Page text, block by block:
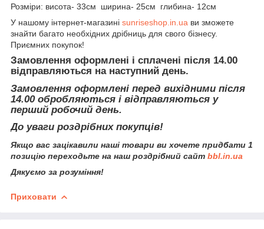
Розміри: висота- 33см ширина- 25см глибина- 12см
У нашому інтернет-магазині sunriseshop.in.ua ви зможете
знайти багато необхідних дрібниць для свого бізнесу.
Приємних покупок!
Замовлення оформлені і сплачені після 14.00
відправляються на наступний день.
Замовлення оформлені перед вихідними після
14.00 обробляються і відправляються у
перший робочий день.
До уваги роздрібних покупців!
Якщо вас зацікавили наші товари ви хочете придбати 1
позицію переходьте на наш роздрібний сайт bbl.in.ua
Дякуємо за розуміння!
Приховати